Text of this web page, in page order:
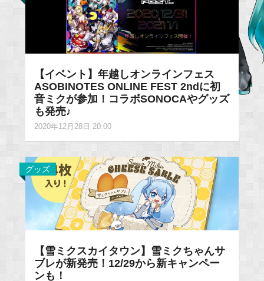
【イベント】年越しオンラインフェス
ASOBINOTES ONLINE FEST 2ndに初
音ミクが参加！コラボSONOCAやグッズ
も発売♪
2020年12月28日 20:00
グッズ
【雪ミクスカイタウン】雪ミクちゃんサ
ブレが新発売！12/29から新キャンペー
ンも！